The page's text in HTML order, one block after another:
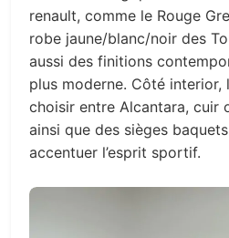
renault, comme le Rouge
robe jaune/blanc/noir des
aussi des finitions
plus moderne. Côté interior,
choisir entre Alcantara, cuir
ainsi que des sièges
accentuer l’esprit sportif.